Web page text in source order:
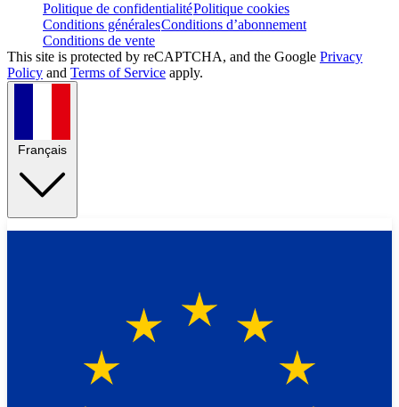
Politique de confidentialitéPolitique cookies
Conditions généralesConditions d’abonnement
Conditions de vente
This site is protected by reCAPTCHA, and the Google Privacy
Policy and Terms of Service apply.
Français